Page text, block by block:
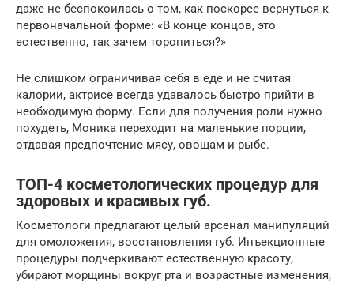
даже не беспокоилась о том, как поскорее вернуться к
первоначальной форме: «В конце концов, это
естественно, так зачем торопиться?»
Не слишком ограничивая себя в еде и не считая
калории, актрисе всегда удавалось быстро прийти в
необходимую форму. Если для получения роли нужно
похудеть, Моника переходит на маленькие порции,
отдавая предпочтение мясу, овощам и рыбе.
ТОП-4 косметологических процедур для
здоровых и красивых губ.
Косметологи предлагают целый арсенал манипуляций
для омоложения, восстановления губ. Инъекционные
процедуры подчеркивают естественную красоту,
убирают морщины вокруг рта и возрастные изменения,